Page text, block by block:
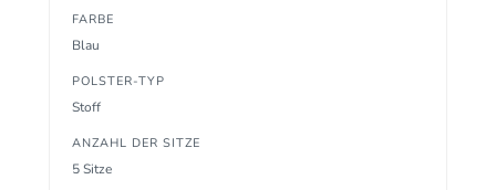
FARBE
Blau
POLSTER-TYP
Stoff
ANZAHL DER SITZE
5 Sitze